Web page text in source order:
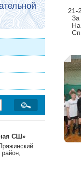
СШ»
21-
За
На